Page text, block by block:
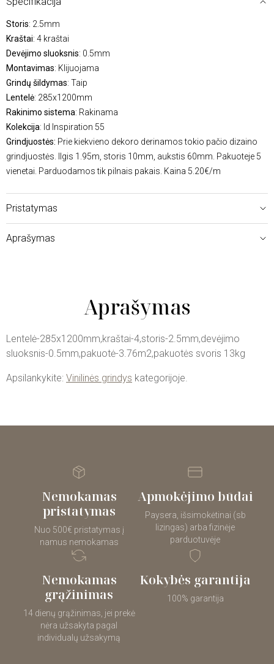
Storis: 2.5mm
Kraštai: 4 kraštai
Devėjimo sluoksnis: 0.5mm
Montavimas: Klijuojama
Grindų šildymas: Taip
Lentelė: 285x1200mm
Rakinimo sistema: Rakinama
Kolekcija: Id Inspiration 55
Grindjuostės: Prie kiekvieno dekoro derinamos tokio pačio dizaino
grindjuostės. Ilgis 1.95m, storis 10mm, aukstis 60mm. Pakuoteje 5
vienetai. Parduodamos tik pilnais pakais. Kaina 5.20€/m
Pristatymas
Aprašymas
Aprašymas
Lentelė-285x1200mm,kraštai-4,storis-2.5mm,devėjimo
sluoksnis-0.5mm,pakuotė-3.76m2,pakuotės svoris 13kg
Apsilankykite: Vinilinės grindys kategorijoje.
Nemokamas
pristatymas
Nuo 500€ pristatymas į
namus nemokamas
Apmokėjimo būdai
Paysera, išsimokėtinai (sb
lizingas) arba fizinėje
parduotuvėje
Nemokamas
grąžinimas
14 dienų grąžinimas, jei prekė
nėra užsakyta pagal
individualų užsakymą
Kokybės garantija
100% garantija